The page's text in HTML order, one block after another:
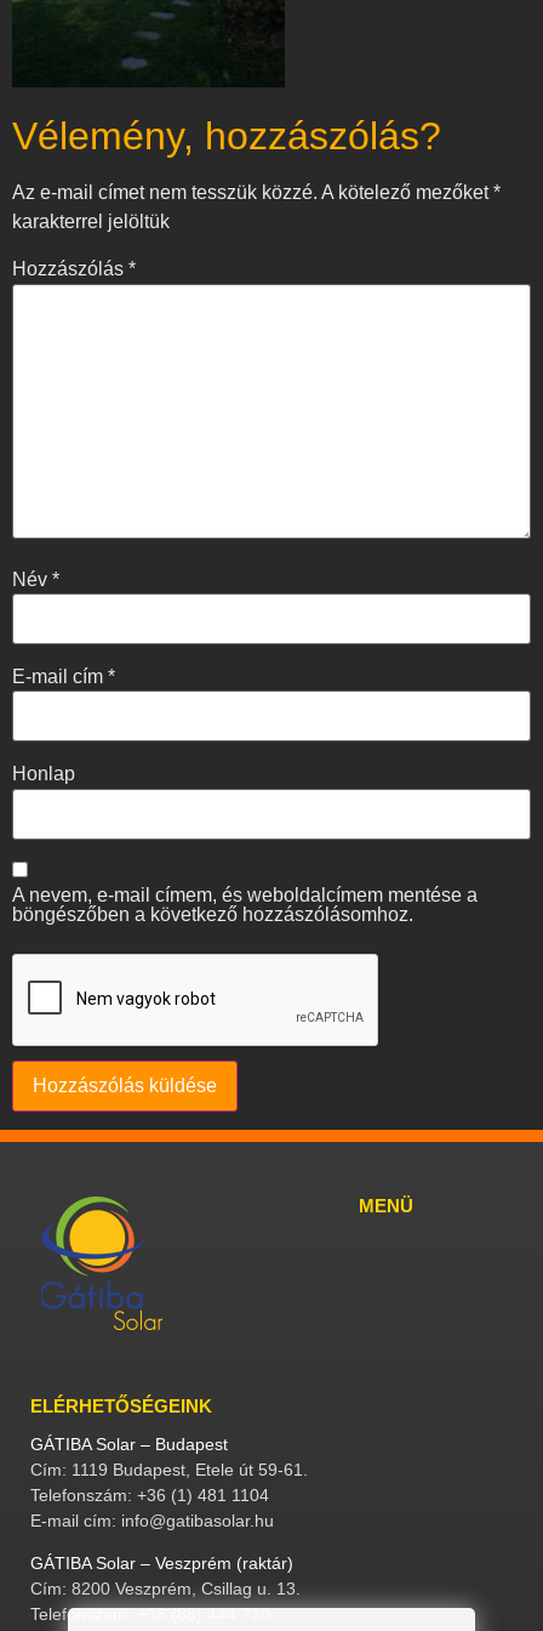
Vélemény, hozzászólás?
Az e-mail címet nem tesszük közzé. A kötelező mezőket*
karakterrel jelöltük
Hozzászólás *
Név *
E-mail cím *
Honlap
A nevem, e-mail címem, és weboldalcímem mentése a
böngészőben a következő hozzászólásomhoz.
MENÜ
ELÉRHETŐSÉGEINK
GÁTIBA Solar – Budapest
Cím: 1119 Budapest, Etele út 59-61.
Telefonszám: +36 (1) 481 1104
E-mail cím: info@gatibasolar.hu
GÁTIBA Solar – Veszprém (raktár)
Cím: 8200 Veszprém, Csillag u. 13.
Telefonszám: +36 (88) 444 720